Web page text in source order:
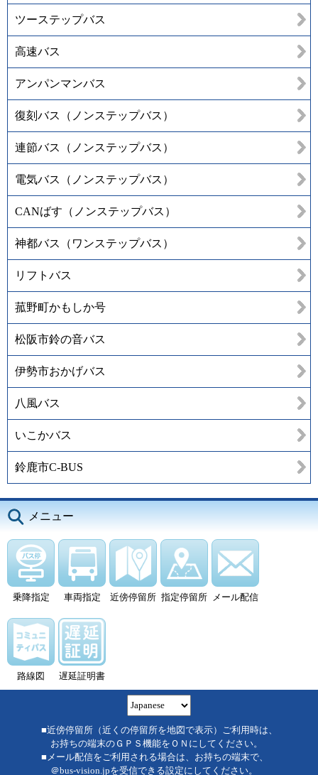
ツーステップバス
高速バス
アンパンマンバス
復刻バス（ノンステップバス）
連節バス（ノンステップバス）
電気バス（ノンステップバス）
CANばす（ノンステップバス）
神都バス（ワンステップバス）
リフトバス
菰野町かもしか号
松阪市鈴の音バス
伊勢市おかげバス
八風バス
いこかバス
鈴鹿市C-BUS
メニュー
乗降指定 車両指定 近傍停留所 指定停留所 メール配信
路線図 遅延証明書
■近傍停留所（近くの停留所を地図で表示）ご利用時は、
お持ちの端末のＧＰＳ機能をＯＮにしてください。
■メール配信をご利用される場合は、お持ちの端末で、
＠bus-vision.jpを受信できる設定にしてください。